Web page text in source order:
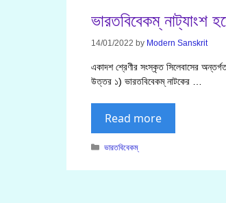
ভারতবিবেকম্
14/01/2022 by Modern Sanskrit
একাদশ শ্রেণীর সংস্কৃত সিলেবাসের
উত্তর ১) ভারতবিবেকম্ নাটকের …
Read more
Categories
ভারতবিবেকম্